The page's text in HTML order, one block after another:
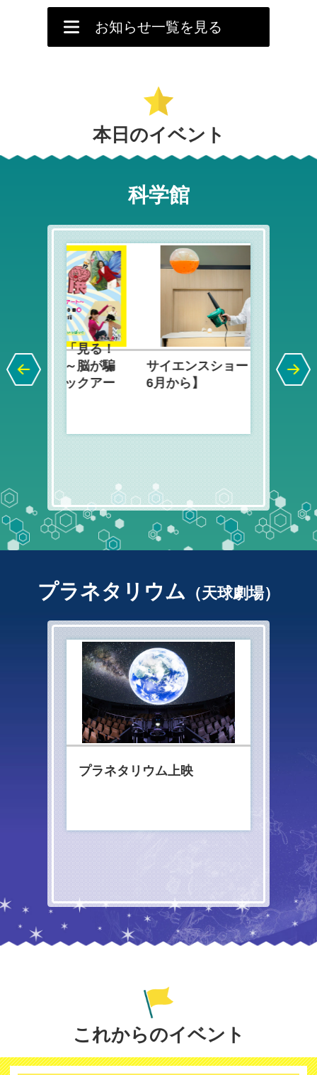
最新号を発行しました
令和8年4月1日からの日立シビックセンター
令和8年度イベントスケジュールを発行しま
2026年6月13日
シビック・サイエンス・スタッフ（ボラン
ティア）を募集しています
2026年8月1日 New!
天球劇場 上映スケジュールの情報を更新し
お知らせ一覧を見る
本日のイベント
科学館
エンスショー【令和8年6月から】を見る
脳が騙
クアー
夏の特別イベント「見
サイエンスショー【令和8年
6月から】
観る！
される
プラネタリウム （天球劇場）
プラネタリウム上映
これからのイベント